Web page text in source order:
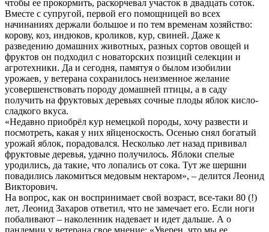
чтобы ее прокормить, раскорчевал участок в двадцать соток.
Вместе с супругой, первой его помощницей во всех
начинаниях держали большое и по тем временам хозяйство:
корову, коз, индюков, кроликов, кур, свиней. Даже к
разведению домашних животных, разных сортов овощей и
фруктов он подходил с новаторских позиций селекции и
агротехники. Да и сегодня, памятуя о былом изобилии
урожаев, у ветерана сохранилось неизменное желание
усовершенствовать породу домашней птицы, а в саду
получить на фруктовых деревьях сочные плоды яблок кисло-
сладкого вкуса.
«Недавно приобрёл кур немецкой породы, хочу развести и
посмотреть, какая у них яйценоскость. Осенью снял богатый
урожай яблок, порадовался. Несколько лет назад прививал
фруктовые деревья, удачно получилось. Яблоки спелые
уродились, да такие, что лопались от сока. Тут же шершни
повадились лакомиться медовым нектаром», – делится Леонид
Викторович.
На вопрос, как он воспринимает свой возраст, все-таки 80 (!)
лет, Леонид Захаров ответил, что не замечает его. Если ноги
побаливают – наколенник надевает и идет дальше. А о
пандемии у ветерана свое мнение: «Уверен, что мы ее